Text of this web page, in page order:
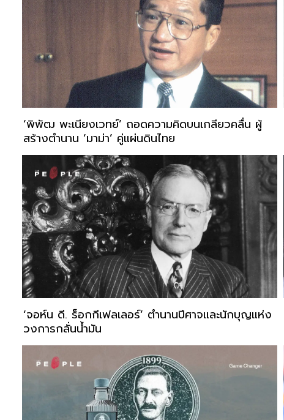
‘พิพัฒ พะเนียงเวทย์’ ถอดความคิดบนเกลียวคลื่น ผู้
สร้างตำนาน ‘มาม่า’ คู่แผ่นดินไทย
‘จอห์น ดี. ร็อกกีเฟลเลอร์’ ตำนานปีศาจและนักบุญแห่ง
วงการกลั่นน้ำมัน